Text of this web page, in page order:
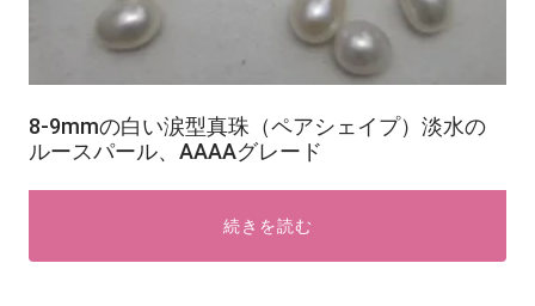
8-9mmの白い涙型真珠（ペアシェイプ）淡水の
ルースパール、AAAAグレード
続きを読む